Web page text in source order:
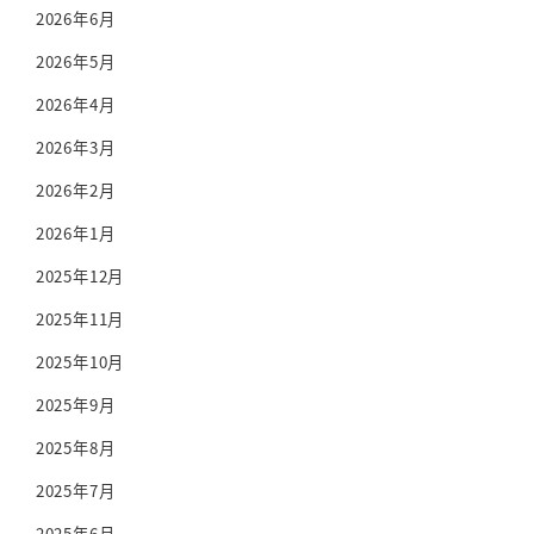
2026年6月
2026年5月
2026年4月
2026年3月
2026年2月
2026年1月
2025年12月
2025年11月
2025年10月
2025年9月
2025年8月
2025年7月